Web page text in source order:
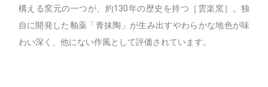
構える窯元の一つが、約130年の歴史を持つ［雲楽窯］。独
自に開発した釉薬「青抹陶」が生み出すやわらかな地色が味
わい深く、他にない作風として評価されています。